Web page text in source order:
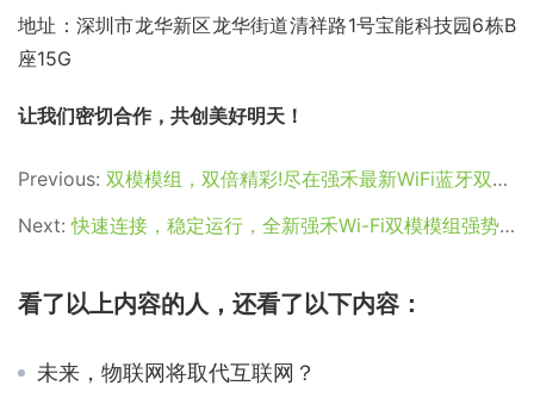
地址：深圳市龙华新区龙华街道清祥路1号宝能科技园6栋B
座15G
让我们密切合作，共创美好明天！
Previous: 双模模组，双倍精彩!尽在强禾最新WiFi蓝牙双模模组
Next:快速连接，稳定运行，全新强禾Wi-Fi双模模组强势来袭
看了以上内容的人，还看了以下内容：
未来，物联网将取代互联网？